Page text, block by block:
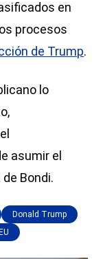
en
procesos
de Trump.
lo
asumir el
Bondi.
Donald Trump